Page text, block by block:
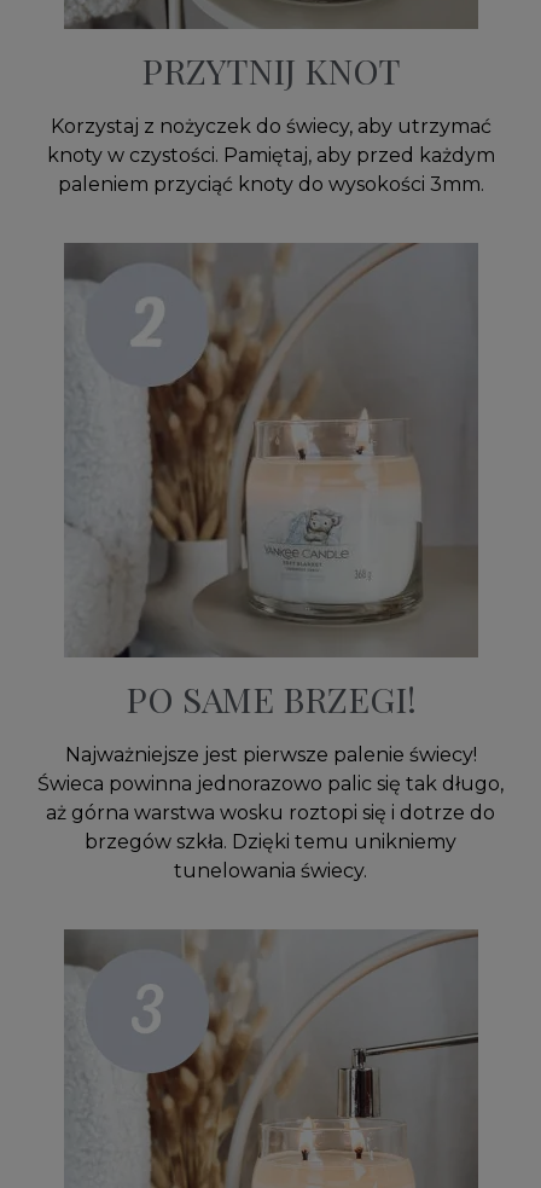
PRZYTNIJ KNOT
Korzystaj z nożyczek do świecy, aby utrzymać
knoty w czystości. Pamiętaj, aby przed każdym
paleniem przyciąć knoty do wysokości 3mm.
PO SAME BRZEGI!
Najważniejsze jest pierwsze palenie świecy!
Świeca powinna jednorazowo palic się tak długo,
aż górna warstwa wosku roztopi się i dotrze do
brzegów szkła. Dzięki temu unikniemy
tunelowania świecy.